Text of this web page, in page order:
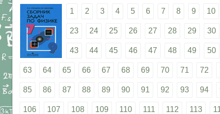
1 2 3 4 5 6 7 8 9 10
23 24 25 26 27 28 29 30
43 44 45 46 47 48 49 50
63 64 65 66 67 68 69 70 71 72
85 86 87 88 89 90 91 92 93 94
106 107 108 109 110 111 112 113